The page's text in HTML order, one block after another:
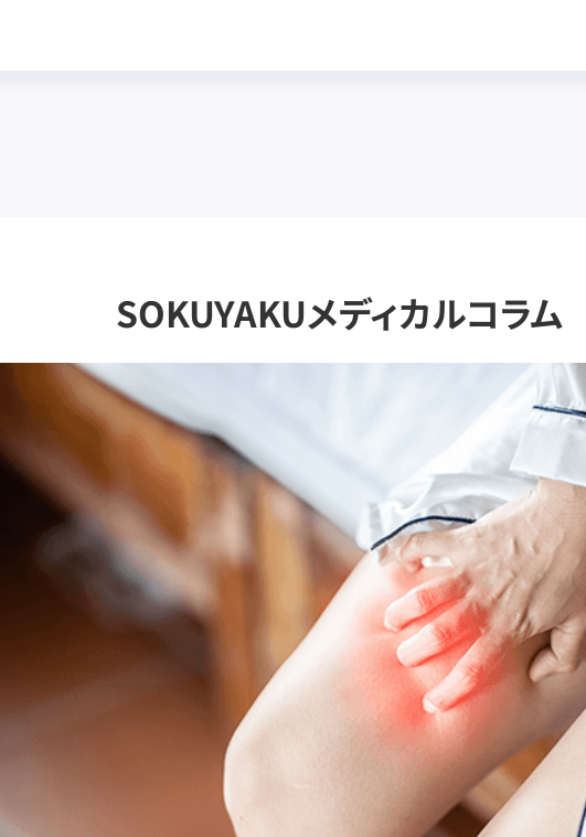
SOKUYAKUメディカルコラム